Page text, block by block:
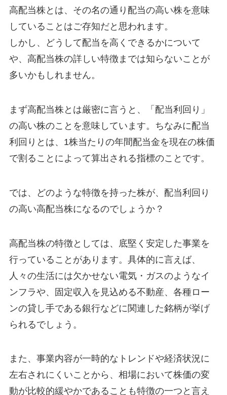
高配当株とは、その名の通り配当の高い株を意味
していることはご存知だと思われます。
しかし、どうして配当を高くできるかについて
や、高配当株の詳しい特徴までは知らないことが
多いかもしれません。
まず高配当株とは厳密に言うと、「配当利回り」
の高い株のことを意味しています。ちなみに配当
利回りとは、1株当たりの年間配当金を現在の株価
で割ることによって算出される指標のことです。
では、どのような特徴を持った株が、配当利回り
の高い高配当株になるのでしょうか？
高配当株の特徴としては、底堅く安定した事業を
行っていることがあります。具体的に言えば、
人々の生活には欠かせない電気・ガスのようなイ
ンフラや、固定収入を見込める不動産、各種ロー
ンの貸し手である銀行などに関連した銘柄が挙げ
られるでしょう。
また、事業内容が一時的なトレンドや経済状況に
左右されにくいことから、相場において株価の変
動が比較的緩やかであることも特徴の一つと言え